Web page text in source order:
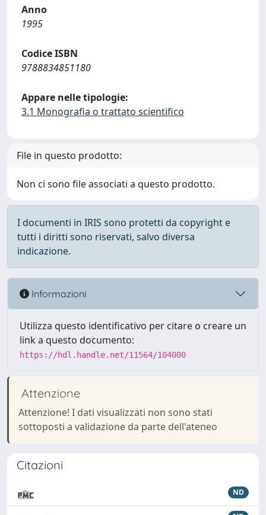
Anno
1995
Codice ISBN
9788834851180
Appare nelle tipologie:
3.1 Monografia o trattato scientifico
File in questo prodotto:
Non ci sono file associati a questo prodotto.
I documenti in IRIS sono protetti da copyright e
tutti i diritti sono riservati, salvo diversa
indicazione.
Informazioni
Utilizza questo identificativo per citare o creare un
link a questo documento:
https://hdl.handle.net/11564/104000
Attenzione
Attenzione! I dati visualizzati non sono stati
sottoposti a validazione da parte dell'ateneo
Citazioni
ND